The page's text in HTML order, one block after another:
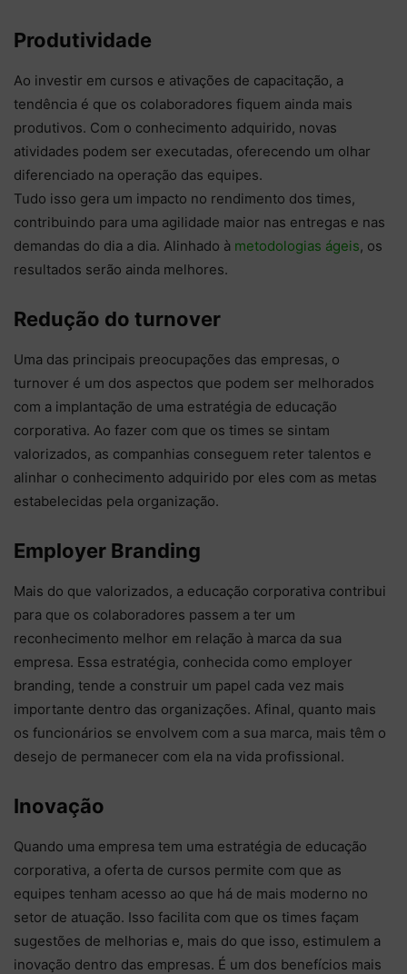
Produtividade
Ao investir em cursos e ativações de capacitação, a
tendência é que os colaboradores fiquem ainda mais
produtivos. Com o conhecimento adquirido, novas
atividades podem ser executadas, oferecendo um olhar
diferenciado na operação das equipes.
Tudo isso gera um impacto no rendimento dos times,
contribuindo para uma agilidade maior nas entregas e nas
demandas do dia a dia. Alinhado à metodologias ágeis, os
resultados serão ainda melhores.
Redução do turnover
Uma das principais preocupações das empresas, o
turnover é um dos aspectos que podem ser melhorados
com a implantação de uma estratégia de educação
corporativa. Ao fazer com que os times se sintam
valorizados, as companhias conseguem reter talentos e
alinhar o conhecimento adquirido por eles com as metas
estabelecidas pela organização.
Employer Branding
Mais do que valorizados, a educação corporativa contribui
para que os colaboradores passem a ter um
reconhecimento melhor em relação à marca da sua
empresa. Essa estratégia, conhecida como employer
branding, tende a construir um papel cada vez mais
importante dentro das organizações. Afinal, quanto mais
os funcionários se envolvem com a sua marca, mais têm o
desejo de permanecer com ela na vida profissional.
Inovação
Quando uma empresa tem uma estratégia de educação
corporativa, a oferta de cursos permite com que as
equipes tenham acesso ao que há de mais moderno no
setor de atuação. Isso facilita com que os times façam
sugestões de melhorias e, mais do que isso, estimulem a
inovação dentro das empresas. É um dos benefícios mais